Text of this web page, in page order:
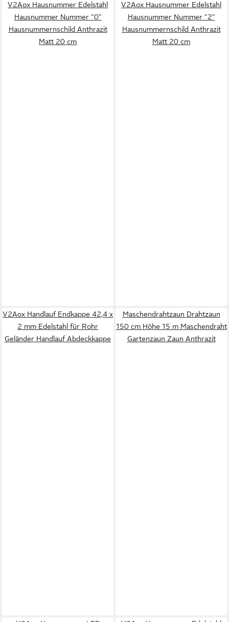
V2Aox Hausnummer Edelstahl
Hausnummer Nummer "0"
Hausnummernschild Anthrazit
Matt 20 cm
V2Aox Hausnummer Edelstahl
Hausnummer Nummer "2"
Hausnummernschild Anthrazit
Matt 20 cm
V2Aox Handlauf Endkappe 42,4 x
2 mm Edelstahl für Rohr
Geländer Handlauf Abdeckkappe
Maschendrahtzaun Drahtzaun
150 cm Höhe 15 m Maschendraht
Gartenzaun Zaun Anthrazit